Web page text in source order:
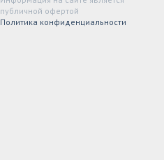
публичной офертой
Политика конфиденциальности